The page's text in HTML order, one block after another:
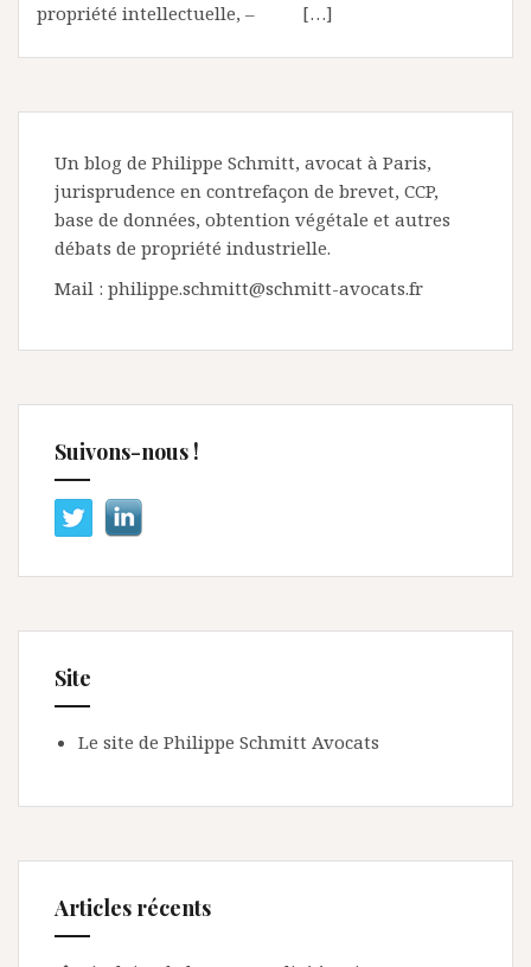
propriété intellectuelle, – […]
Un blog de Philippe Schmitt, avocat à Paris,
jurisprudence en contrefaçon de brevet, CCP,
base de données, obtention végétale et autres
débats de propriété industrielle.
Mail : philippe.schmitt@schmitt-avocats.fr
Suivons-nous !
Site
Le site de Philippe Schmitt Avocats
Articles récents